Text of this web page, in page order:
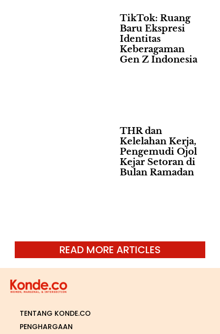
TikTok: Ruang
Baru Ekspresi
Identitas
Keberagaman
Gen Z Indonesia
THR dan
Kelelahan Kerja,
Pengemudi Ojol
Kejar Setoran di
Bulan Ramadan
READ MORE ARTICLES
TENTANG KONDE.CO
PENGHARGAAN